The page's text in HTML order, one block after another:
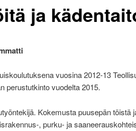
ja
vuosina 2012-13
perustutkinto vuodelta 2015.
Kokemusta puusepän töistä
, purku- ja